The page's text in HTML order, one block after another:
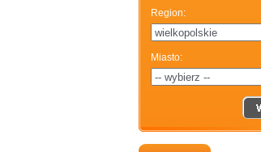
Region:
Miasto: